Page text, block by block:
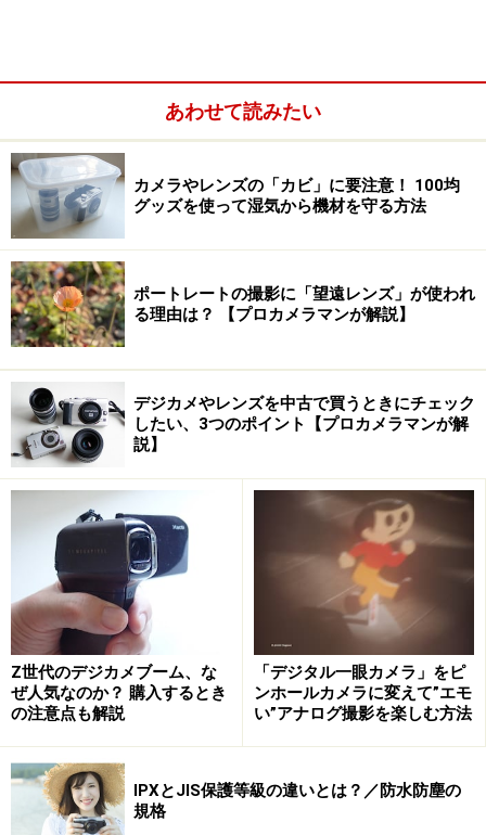
元来のデジタルズームというものは、明確に画質劣化を
引き起こしていた。
関連ガイド記事
デジタルと光学、ズームの違い？
上記のガイド記事を見ていただければ分かるのだが、デ
ジタルズームはトリミングした画像をさらに引き延ばし
ている。これでは画質が劣化するのは当然である。
しかし、疑似光学ズームでは画質の劣化は起きていな
い。つまり、デジタルズームではないのだ。
そのからくりは、こういうことなのだ。
（Page2へ）
※記事内容は執筆時点のものです。最新の内容をご確認くださ
あわせて読みたい
カメラやレンズの「カビ」に要注意！ 100均
グッズを使って湿気から機材を守る方法
ポートレートの撮影に「望遠レンズ」が使われ
る理由は？ 【プロカメラマンが解説】
デジカメやレンズを中古で買うときにチェック
したい、3つのポイント【プロカメラマンが解
説】
Z世代のデジカメブーム、な
ぜ人気なのか？ 購入するとき
の注意点も解説
「デジタル一眼カメラ」をピ
ンホールカメラに変えて”エモ
い”アナログ撮影を楽しむ方法
IPXとJIS保護等級の違いとは？／防水防塵の
規格